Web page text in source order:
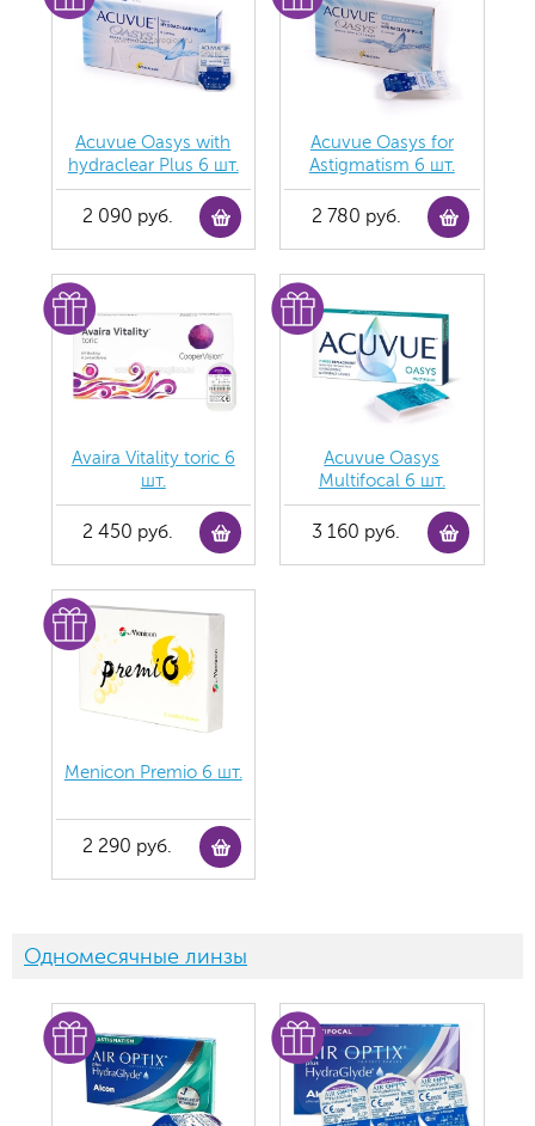
Acuvue Oasys with
hydraclear Plus 6 шт.
2 090 руб.
Acuvue Oasys for
Astigmatism 6 шт.
2 780 руб.
Avaira Vitality toric 6
шт.
2 450 руб.
Acuvue Oasys
Multifocal 6 шт.
3 160 руб.
Menicon Premio 6 шт.
2 290 руб.
Одномесячные линзы